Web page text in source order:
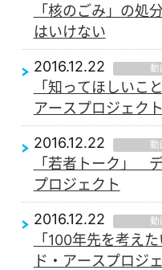
「核のごみ」の処
はいけない
2016.12.22 動
「知ってほしいこ
アースプロジェクト
2016.12.22 動
「若者トーク」
プロジェクト
2016.12.22 動
「100年先を考え
ド・アースプロジ